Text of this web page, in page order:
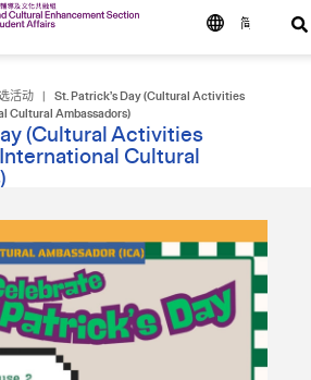
简
活动 | St. Patrick’s Day (Cultural Activities
Cultural Ambassadors)
(Cultural Activities
Cultural